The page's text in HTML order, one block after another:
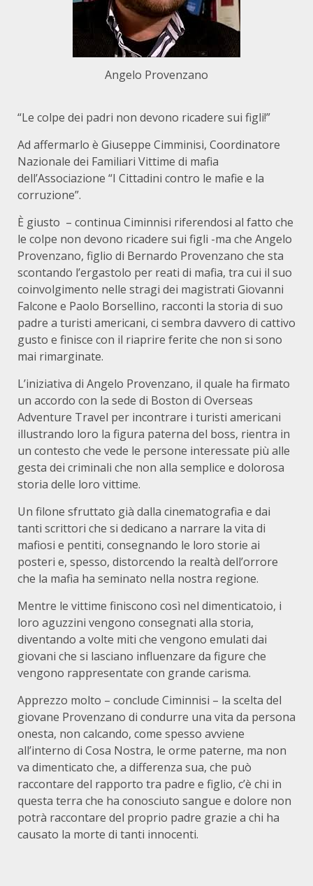
Angelo Provenzano
“Le colpe dei padri non devono ricadere sui figli!”
Ad affermarlo è Giuseppe Cimminisi, Coordinatore
Nazionale dei Familiari Vittime di mafia
dell’Associazione “I Cittadini contro le mafie e la
corruzione”.
È giusto – continua Ciminnisi riferendosi al fatto che
le colpe non devono ricadere sui figli -ma che Angelo
Provenzano, figlio di Bernardo Provenzano che sta
scontando l’ergastolo per reati di mafia, tra cui il suo
coinvolgimento nelle stragi dei magistrati Giovanni
Falcone e Paolo Borsellino, racconti la storia di suo
padre a turisti americani, ci sembra davvero di cattivo
gusto e finisce con il riaprire ferite che non si sono
mai rimarginate.
L’iniziativa di Angelo Provenzano, il quale ha firmato
un accordo con la sede di Boston di Overseas
Adventure Travel per incontrare i turisti americani
illustrando loro la figura paterna del boss, rientra in
un contesto che vede le persone interessate più alle
gesta dei criminali che non alla semplice e dolorosa
storia delle loro vittime.
Un filone sfruttato già dalla cinematografia e dai
tanti scrittori che si dedicano a narrare la vita di
mafiosi e pentiti, consegnando le loro storie ai
posteri e, spesso, distorcendo la realtà dell’orrore
che la mafia ha seminato nella nostra regione.
Mentre le vittime finiscono così nel dimenticatoio, i
loro aguzzini vengono consegnati alla storia,
diventando a volte miti che vengono emulati dai
giovani che si lasciano influenzare da figure che
vengono rappresentate con grande carisma.
Apprezzo molto – conclude Ciminnisi – la scelta del
giovane Provenzano di condurre una vita da persona
onesta, non calcando, come spesso avviene
all’interno di Cosa Nostra, le orme paterne, ma non
va dimenticato che, a differenza sua, che può
raccontare del rapporto tra padre e figlio, c’è chi in
questa terra che ha conosciuto sangue e dolore non
potrà raccontare del proprio padre grazie a chi ha
causato la morte di tanti innocenti.